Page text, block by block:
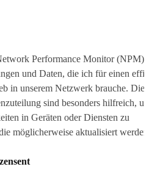
Performance Monitor (NPM)
und Daten, die ich für einen
in unserem Netzwerk brauche. Die
sind besonders hilfreich,
in Geräten oder Diensten zu
möglicherweise aktualisiert werden